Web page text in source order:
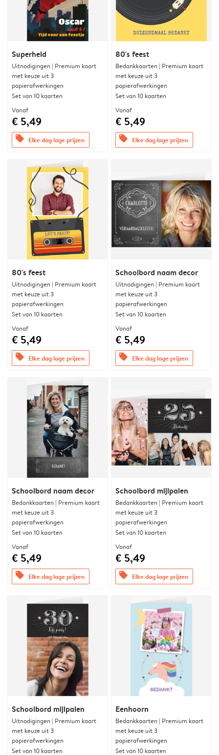
Superheld
Uitnodigingen | Premium kaart
met keuze uit 3
papierafwerkingen
Set van 10 kaarten
Vanaf
€ 5,49
offers Elke dag lage prijzen
80's feest
Bedankkaarten | Premium kaart
met keuze uit 3
papierafwerkingen
Set van 10 kaarten
Vanaf
€ 5,49
offers Elke dag lage prijzen
80's feest
Uitnodigingen | Premium kaart
met keuze uit 3
papierafwerkingen
Set van 10 kaarten
Vanaf
€ 5,49
offers Elke dag lage prijzen
Schoolbord naam decor
Uitnodigingen | Premium kaart
met keuze uit 3
papierafwerkingen
Set van 10 kaarten
Vanaf
€ 5,49
offers Elke dag lage prijzen
Schoolbord naam decor
Bedankkaarten | Premium kaart
met keuze uit 3
papierafwerkingen
Set van 10 kaarten
Vanaf
€ 5,49
offers Elke dag lage prijzen
Schoolbord mijlpalen
Bedankkaarten | Premium kaart
met keuze uit 3
papierafwerkingen
Set van 10 kaarten
Vanaf
€ 5,49
offers Elke dag lage prijzen
Schoolbord mijlpalen
Uitnodigingen | Premium kaart
met keuze uit 3
papierafwerkingen
Set van 10 kaarten
Eenhoorn
Bedankkaarten | Premium kaart
met keuze uit 3
papierafwerkingen
Set van 10 kaarten